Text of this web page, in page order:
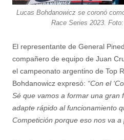
Lucas Bohdanowicz se coronó
Race Series 2023.
El representante de General
compañero de equipo de Juan
el campeonato argentino de Top
Bohdanowicz expresó: “Con el
Sé que vamos a formar una gran
adapte rápido al funcionamiento
Competición porque eso nos va a